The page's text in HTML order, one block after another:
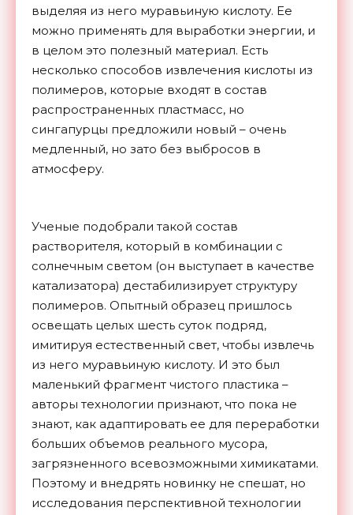
выделяя из него муравьиную кислоту. Ее
можно применять для выработки энергии, и
в целом это полезный материал. Есть
несколько способов извлечения кислоты из
полимеров, которые входят в состав
распространенных пластмасс, но
сингапурцы предложили новый – очень
медленный, но зато без выбросов в
атмосферу.
Ученые подобрали такой состав
растворителя, который в комбинации с
солнечным светом (он выступает в качестве
катализатора) дестабилизирует структуру
полимеров. Опытный образец пришлось
освещать целых шесть суток подряд,
имитируя естественный свет, чтобы извлечь
из него муравьиную кислоту. И это был
маленький фрагмент чистого пластика –
авторы технологии признают, что пока не
знают, как адаптировать ее для переработки
больших объемов реального мусора,
загрязненного всевозможными химикатами.
Поэтому и внедрять новинку не спешат, но
исследования перспективной технологии